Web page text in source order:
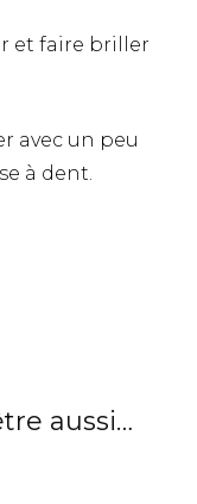
et faire briller
avec un peu
à dent.
aussi…